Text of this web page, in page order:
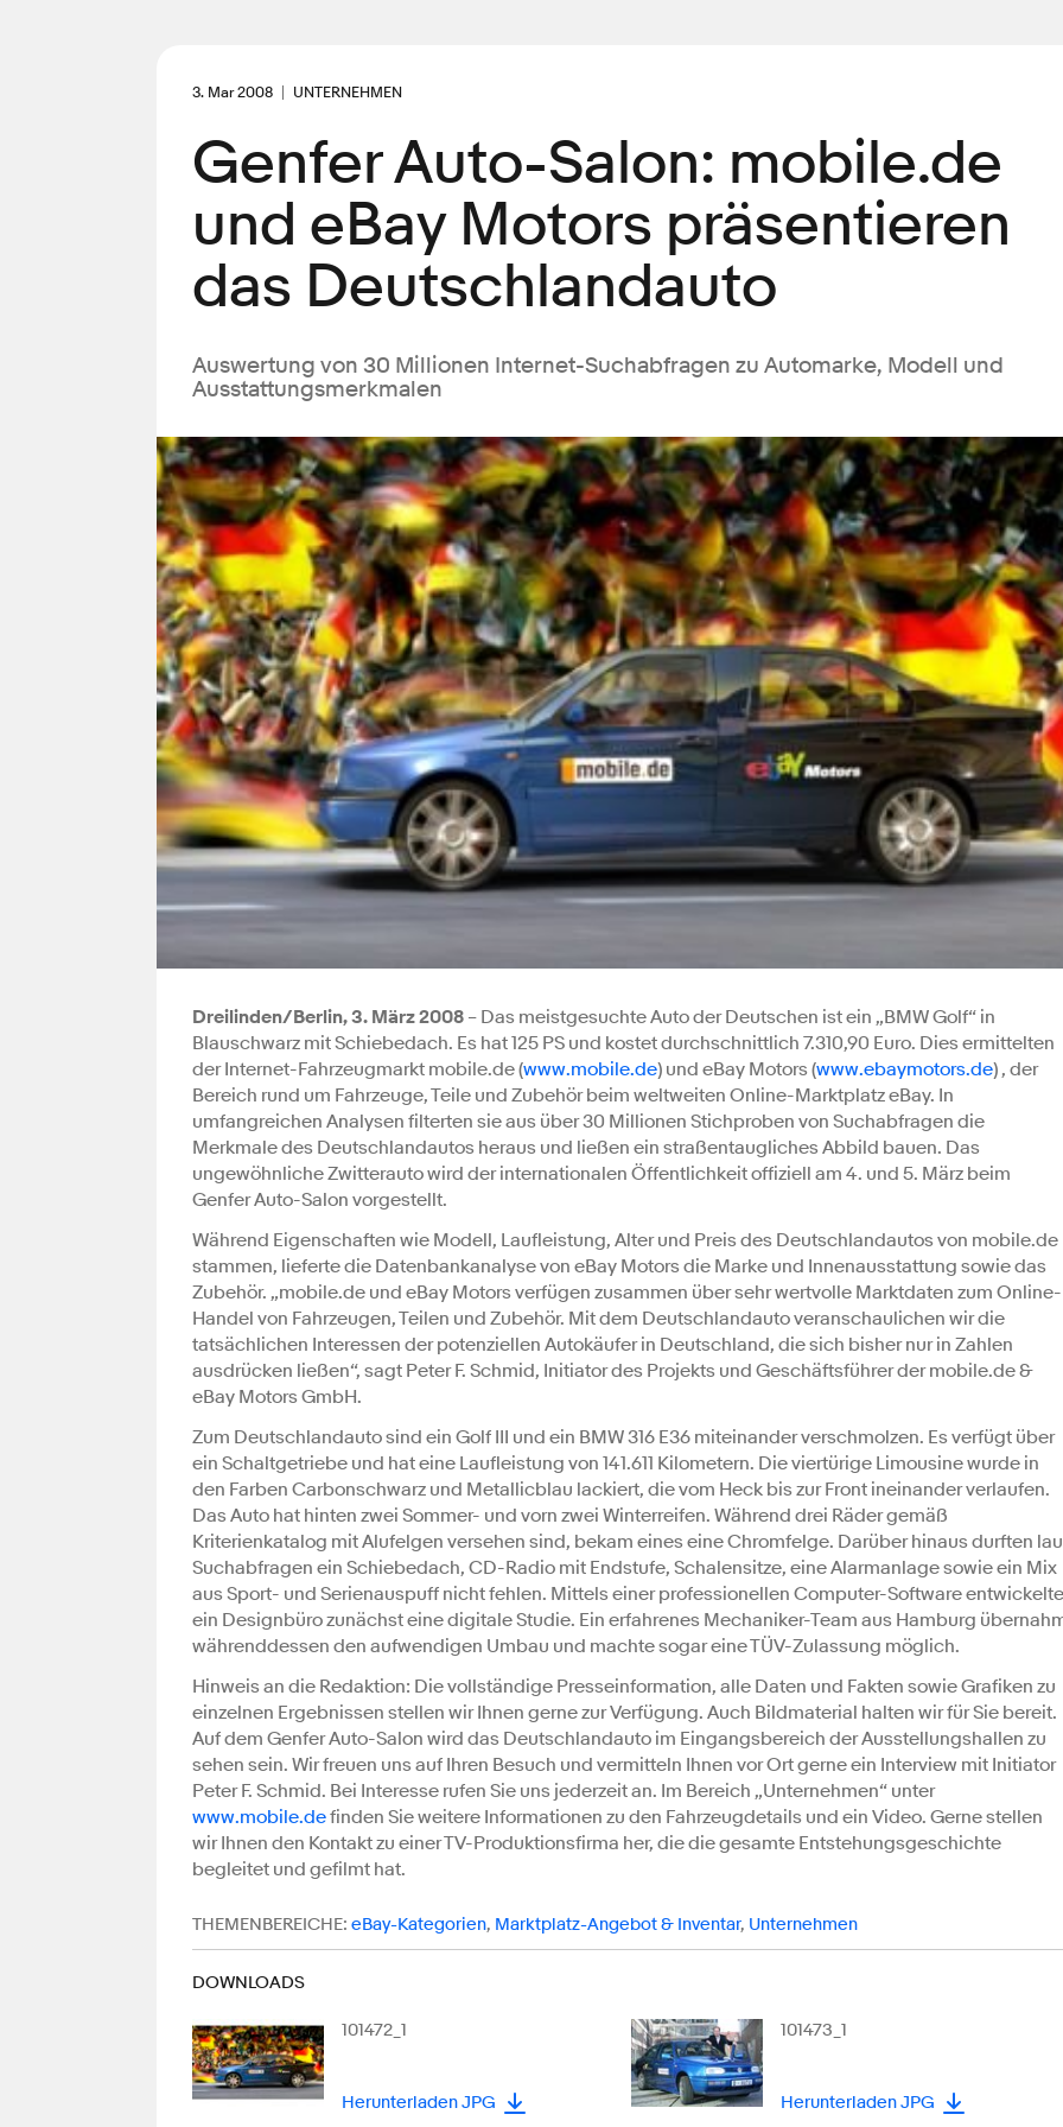
3. Mar 2008 UNTERNEHMEN
Genfer Auto-Salon: mobile.de
und eBay Motors präsentieren
das Deutschlandauto
Auswertung von 30 Millionen Internet-Suchabfragen zu Automarke, Modell und
Ausstattungsmerkmalen
Dreilinden/Berlin, 3. März 2008 – Das meistgesuchte Auto der Deutschen ist ein „BMW Golf“ in
Blauschwarz mit Schiebedach. Es hat 125 PS und kostet durchschnittlich 7.310,90 Euro. Dies ermittelten
der Internet-Fahrzeugmarkt mobile.de (www.mobile.de) und eBay Motors (www.ebaymotors.de) , der
Bereich rund um Fahrzeuge, Teile und Zubehör beim weltweiten Online-Marktplatz eBay. In
umfangreichen Analysen filterten sie aus über 30 Millionen Stichproben von Suchabfragen die
Merkmale des Deutschlandautos heraus und ließen ein straßentaugliches Abbild bauen. Das
ungewöhnliche Zwitterauto wird der internationalen Öffentlichkeit offiziell am 4. und 5. März beim
Genfer Auto-Salon vorgestellt.
Während Eigenschaften wie Modell, Laufleistung, Alter und Preis des Deutschlandautos von mobile.de
stammen, lieferte die Datenbankanalyse von eBay Motors die Marke und Innenausstattung sowie das
Zubehör. „mobile.de und eBay Motors verfügen zusammen über sehr wertvolle Marktdaten zum Online-
Handel von Fahrzeugen, Teilen und Zubehör. Mit dem Deutschlandauto veranschaulichen wir die
tatsächlichen Interessen der potenziellen Autokäufer in Deutschland, die sich bisher nur in Zahlen
ausdrücken ließen“, sagt Peter F. Schmid, Initiator des Projekts und Geschäftsführer der mobile.de &
eBay Motors GmbH.
Zum Deutschlandauto sind ein Golf III und ein BMW 316 E36 miteinander verschmolzen. Es verfügt über
ein Schaltgetriebe und hat eine Laufleistung von 141.611 Kilometern. Die viertürige Limousine wurde in
den Farben Carbonschwarz und Metallicblau lackiert, die vom Heck bis zur Front ineinander verlaufen.
Das Auto hat hinten zwei Sommer- und vorn zwei Winterreifen. Während drei Räder gemäß
Kriterienkatalog mit Alufelgen versehen sind, bekam eines eine Chromfelge. Darüber hinaus durften
Suchabfragen ein Schiebedach, CD-Radio mit Endstufe, Schalensitze, eine Alarmanlage sowie ein Mix
aus Sport- und Serienauspuff nicht fehlen. Mittels einer professionellen Computer-Software entwickelte
ein Designbüro zunächst eine digitale Studie. Ein erfahrenes Mechaniker-Team aus Hamburg
währenddessen den aufwendigen Umbau und machte sogar eine TÜV-Zulassung möglich.
Hinweis an die Redaktion: Die vollständige Presseinformation, alle Daten und Fakten sowie Grafiken zu
einzelnen Ergebnissen stellen wir Ihnen gerne zur Verfügung. Auch Bildmaterial halten wir für Sie bereit.
Auf dem Genfer Auto-Salon wird das Deutschlandauto im Eingangsbereich der Ausstellungshallen zu
sehen sein. Wir freuen uns auf Ihren Besuch und vermitteln Ihnen vor Ort gerne ein Interview mit Initiator
Peter F. Schmid. Bei Interesse rufen Sie uns jederzeit an. Im Bereich „Unternehmen“ unter
www.mobile.definden Sie weitere Informationen zu den Fahrzeugdetails und ein Video. Gerne stellen
wir Ihnen den Kontakt zu einer TV-Produktionsfirma her, die die gesamte Entstehungsgeschichte
begleitet und gefilmt hat.
THEMENBEREICHE: eBay-Kategorien, Marktplatz-Angebot & Inventar, Unternehmen
DOWNLOADS
101472_1
Herunterladen JPG
101473_1
Herunterladen JPG